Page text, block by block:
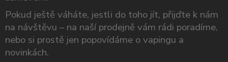
Pokud ještě váháte, jestli do toho jít, přijďte k nám
na návštěvu – na naší prodejně vám rádi poradíme,
nebo si prostě jen popovídáme o vapingu a
novinkách.